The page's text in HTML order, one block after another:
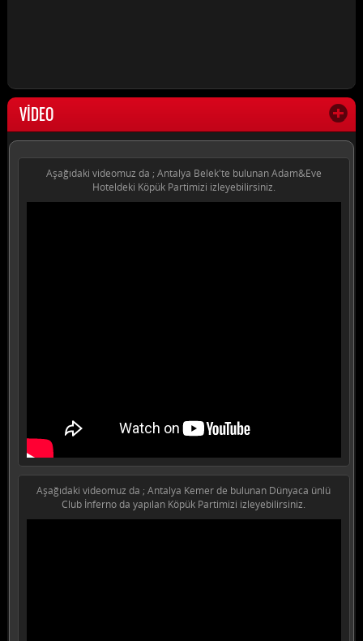
VİDEO
Aşağıdaki videomuz da ; Antalya Belek'te bulunan Adam&Eve
Hoteldeki Köpük Partimizi izleyebilirsiniz.
Aşağıdaki videomuz da ; Antalya Kemer de bulunan Dünyaca ünlü
Club İnferno da yapılan Köpük Partimizi izleyebilirsiniz.